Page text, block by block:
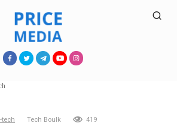
tech Tech Boulk 419